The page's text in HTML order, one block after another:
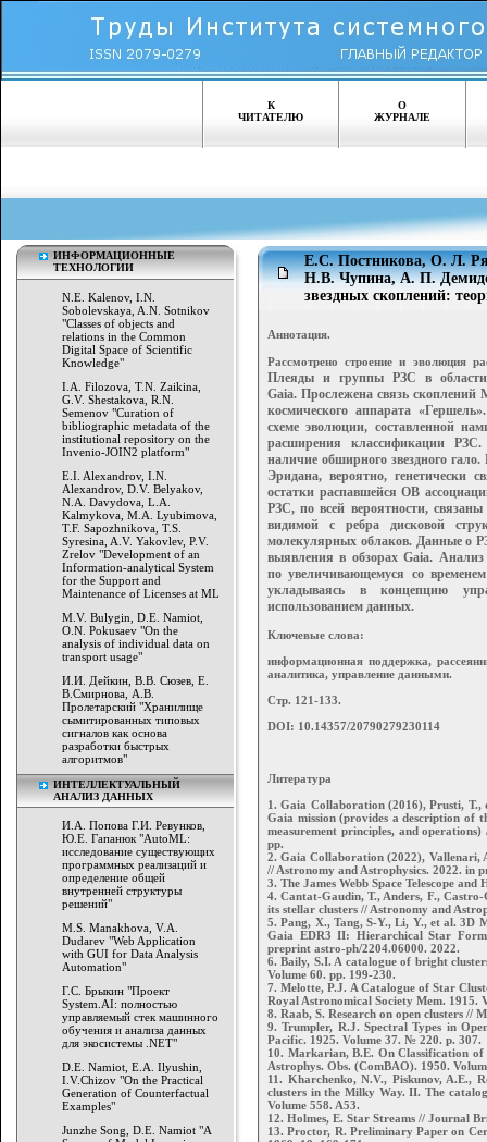
К
ЧИТАТЕЛЮ
О
ЖУРНАЛЕ
ИНФОРМАЦИОННЫЕ
ТЕХНОЛОГИИ
N.E. Kalenov, I.N.
Sobolevskaya, A.N. Sotnikov
"Classes of objects and
relations in the Common
Digital Space of Scientific
Knowledge"
I.A. Filozova, T.N. Zaikina,
G.V. Shestakova, R.N.
Semenov "Curation of
bibliographic metadata of the
institutional repository on the
Invenio-JOIN2 platform"
E.I. Alexandrov, I.N.
Alexandrov, D.V. Belyakov,
N.A. Davydova, L.A.
Kalmykova, M.A. Lyubimova,
T.F. Sapozhnikova, T.S.
Syresina, A.V. Yakovlev, P.V.
Zrelov "Development of an
Information-analytical System
for the Support and
Maintenance of Licenses at ML
M.V. Bulygin, D.E. Namiot,
O.N. Pokusaev "On the
analysis of individual data on
transport usage"
И.И. Дейкин, В.В. Сюзев, Е.
В.Смирнова, А.В.
Пролетарский "Хранилище
сымитированных типовых
сигналов как основа
разработки быстрых
алгоритмов"
ИНТЕЛЛЕКТУАЛЬНЫЙ
АНАЛИЗ ДАННЫХ
И.А. Попова Г.И. Ревунков,
Ю.Е. Гапанюк "AutoML:
исследование существующих
программных реализаций и
определение общей
внутренней структуры
решений"
M.S. Manakhova, V.A.
Dudarev "Web Application
with GUI for Data Analysis
Automation"
Г.С. Брыкин "Проект
System.AI: полностью
управляемый стек машинного
обучения и анализа данных
для экосистемы .NET"
D.E. Namiot, E.A. Ilyushin,
I.V.Chizov "On the Practical
Generation of Counterfactual
Examples"
Junzhe Song, D.E. Namiot "A
Е.С. Постникова, О. Л.
Н.В. Чупина, А. П.
звездных скоплений:
Аннотация.
Рассмотрено строение и эволюция
Плеяды и группы РЗС в
Gaia. Прослежена связь
космического аппарата
схеме эволюции, составленной
расширения классификации РЗС.
наличие обширного звездного гало.
Эридана, вероятно, генетически
остатки распавшейся ОВ
РЗС, по всей вероятности,
видимой с ребра дисковой
молекулярных облаков. Данные о
выявления в обзорах Gaia.
поувеличивающемуся со
укладываясь в концепцию
использованием данных.
Ключевые слова:
информационная поддержка,
аналитика, управление данными.
Стр. 121-133.
DOI: 10.14357/20790279230114
Литература
1. Gaia Collaboration (2016), Prusti,
Gaia mission (provides a description of
measurement principles, and
pp.
2. Gaia Collaboration (2022), Vallenari,
// Astronomy and Astrophysics. 2022. in
3. The James Webb Space Telescope
4. Cantat-Gaudin, T., Anders, F.,
its stellar clusters // Astronomy and
5. Pang, X., Tang, S-Y., Li, Y., et al. 3D
Gaia EDR3 II: Hierarchical Star
preprint astro-ph/2204.06000. 2022.
6. Baily, S.I. A catalogue of bright
Volume 60. pp. 199-230.
7. Melotte, P.J. A Catalogue of Star
Royal Astronomical Society Mem. 1915.
8. Raab, S. Research on open clusters //
9. Trumpler, R.J. Spectral Types in
Pacific. 1925. Volume 37. № 220. p. 307.
10. Markarian, B.E. On Classification
Astrophys. Obs. (ComBAO). 1950.
11. Kharchenko, N.V., Piskunov, A.E.,
clusters in the Milky Way. II. The
Volume 558. A53.
12. Holmes, E. Star Streams // Journal
13. Proctor, R. Preliminary Paper on